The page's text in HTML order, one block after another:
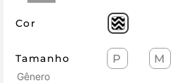
Cor
Tamanho P M
Gênero